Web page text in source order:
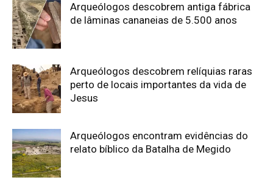
Arqueólogos descobrem antiga fábrica
de lâminas cananeias de 5.500 anos
Arqueólogos descobrem relíquias raras
perto de locais importantes da vida de
Jesus
Arqueólogos encontram evidências do
relato bíblico da Batalha de Megido